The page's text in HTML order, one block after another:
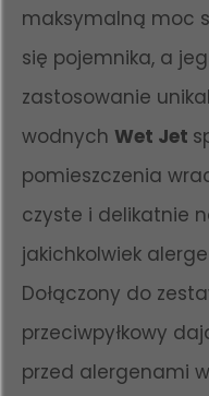
maksymalną moc
się pojemnika, a
zastosowanie
wodnych Wet Jet
pomieszczenia
czyste i delikatnie
jakichkolwiek
Dołączony do
przeciwpyłkowy
przed alergenami